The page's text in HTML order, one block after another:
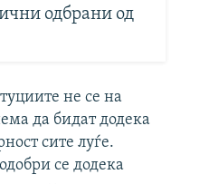
одбрани од
не се на
да бидат додека
сите луѓе.
се додека